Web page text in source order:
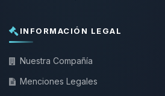
INFORMACIÓN LEGAL
Nuestra Compañía
Menciones Legales